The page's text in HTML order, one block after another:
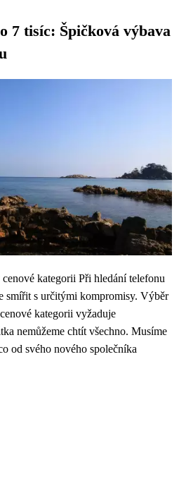
7 tisíc: Špičková výbava
kategorii Při hledání telefonu
smířit s určitými kompromisy. Výběr
kategorii vyžaduje
nemůžeme chtít všechno. Musíme
od svého nového společníka